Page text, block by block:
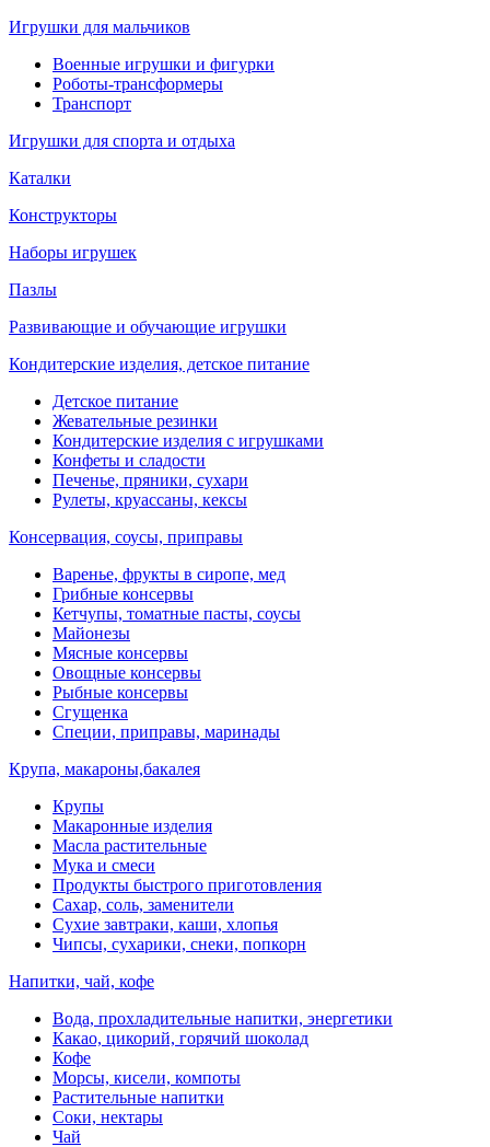
Игрушки для мальчиков
Военные игрушки и фигурки
Роботы-трансформеры
Транспорт
Игрушки для спорта и отдыха
Каталки
Конструкторы
Наборы игрушек
Пазлы
Развивающие и обучающие игрушки
Кондитерские изделия, детское питание
Детское питание
Жевательные резинки
Кондитерские изделия с игрушками
Конфеты и сладости
Печенье, пряники, сухари
Рулеты, круассаны, кексы
Консервация, соусы, приправы
Варенье, фрукты в сиропе, мед
Грибные консервы
Кетчупы, томатные пасты, соусы
Майонезы
Мясные консервы
Овощные консервы
Рыбные консервы
Сгущенка
Специи, приправы, маринады
Крупа, макароны,бакалея
Крупы
Макаронные изделия
Масла растительные
Мука и смеси
Продукты быстрого приготовления
Сахар, соль, заменители
Сухие завтраки, каши, хлопья
Чипсы, сухарики, снеки, попкорн
Напитки, чай, кофе
Вода, прохладительные напитки, энергетики
Какао, цикорий, горячий шоколад
Кофе
Морсы, кисели, компоты
Растительные напитки
Соки, нектары
Чай